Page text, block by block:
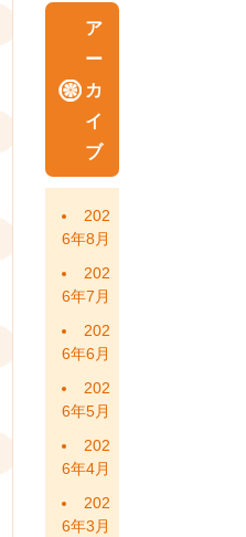
ア
ー
カ
イ
ブ
202
6年8月
202
6年7月
202
6年6月
202
6年5月
202
6年4月
202
6年3月